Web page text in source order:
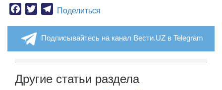
Facebook
TwitterTelegram
Поделиться
Подписывайтесь на канал Вести.UZ в Telegram
Другие статьи раздела